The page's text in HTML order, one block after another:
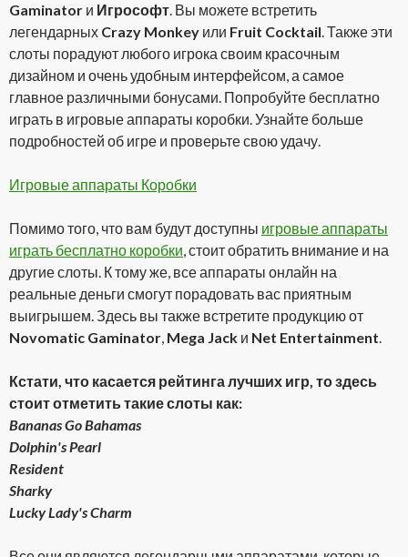
Gaminator и Игрософт. Вы можете встретить
легендарных Crazy Monkey или Fruit Cocktail. Также эти
слоты порадуют любого игрока своим красочным
дизайном и очень удобным интерфейсом, а самое
главное различными бонусами. Попробуйте бесплатно
играть в игровые аппараты коробки. Узнайте больше
подробностей об игре и проверьте свою удачу.
Игровые аппараты Коробки
Помимо того, что вам будут доступны игровые аппараты
играть бесплатно коробки, стоит обратить внимание и на
другие слоты. К тому же, все аппараты онлайн на
реальные деньги смогут порадовать вас приятным
выигрышем. Здесь вы также встретите продукцию от
Novomatic Gaminator, Mega Jack и Net Entertainment.
Кстати, что касается рейтинга лучших игр, то здесь
стоит отметить такие слоты как:
Bananas Go Bahamas
Dolphin's Pearl
Resident
Sharky
Lucky Lady's Charm